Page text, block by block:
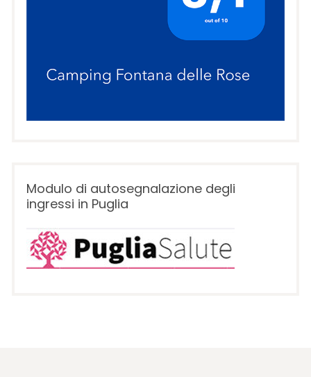
Modulo di autosegnalazione degli
ingressi in Puglia